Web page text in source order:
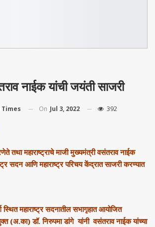
नाईक यांची जयंती साजरी
On Jul 3, 2022 392
तथा महाराष्ट्राचे माजी मुख्यमंत्री वसंतराव नाईक
सदन आणि महाराष्ट्र परिचय केंद्रात साजरी करण्यात
महाराष्ट्र सदनातील सभागृहात आयोजित
(अ.का) डॉ. निरुपमा डांगे यांनी वसंतराव नाईक यांच्या